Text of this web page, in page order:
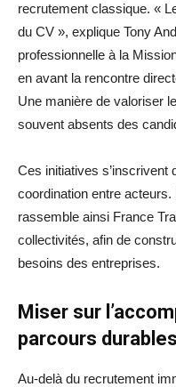
recrutement classique. «
du CV », explique Tony
professionnelle à la
en avant la rencontre
Une manière de valoriser
souvent absents des
Ces initiatives s’inscrivent
coordination entre acteurs.
rassemble ainsi France
collectivités, afin de
besoins des entreprises.
Miser sur
parcours durables
Au-delà du recrutement